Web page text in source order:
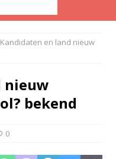
Kandidaten en land nieuw
nieuw
bekend
0